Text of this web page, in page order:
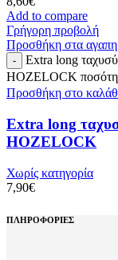
Add to compare
Γρήγορη προβολή
Προσθήκη στα
Extra long
HOZELOCK
Προσθήκη στο
Extra long
HOZELOCK
Χωρίς κατηγορία
7,90€
ΠΛΗΡΟΦΟΡΙΕΣ